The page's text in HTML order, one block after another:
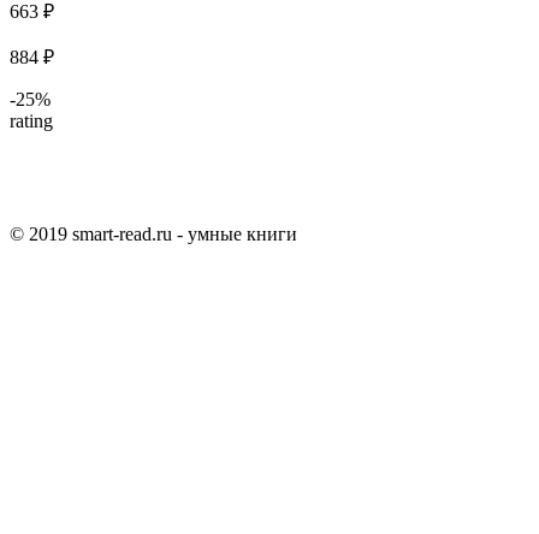
663 ₽
884 ₽
-25%
rating
© 2019 smart-read.ru - умные книги